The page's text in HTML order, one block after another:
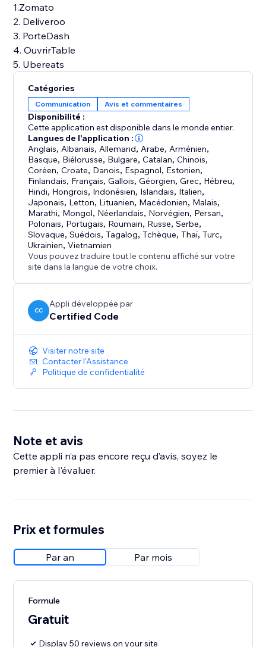
1.Zomato
2. Deliveroo
3. PorteDash
4. OuvrirTable
5. Ubereats
Catégories
Communication Avis et commentaires
Disponibilité :
Cette application est disponible dans le monde entier.
Langues de l'application :
Anglais, Albanais, Allemand, Arabe, Arménien,
Basque, Biélorusse, Bulgare,Catalan,Chinois,
Coréen,Croate, Danois, Espagnol, Estonien,
Finlandais, Français,Gallois,Géorgien,Grec, Hébreu,
Hindi, Hongrois, Indonésien, Islandais, Italien,
Japonais, Letton, Lituanien, Macédonien, Malais,
Marathi, Mongol, Néerlandais, Norvégien, Persan,
Polonais, Portugais, Roumain, Russe,Serbe,
Slovaque,Suédois,Tagalog,Tchèque,Thaï,Turc,
Ukrainien,Vietnamien
Vous pouvez traduire tout le contenu affiché sur votre
site dans la langue de votre choix.
CC
Appli développée par
Certified Code
Visiter notre site
Contacter l'Assistance
Politique de confidentialité
Note et avis
Cette appli n’a pas encore reçu d’avis, soyez le
premier à l'évaluer.
Prix et formules
Par an Par mois
Formule
Gratuit
Display 50 reviews on your site